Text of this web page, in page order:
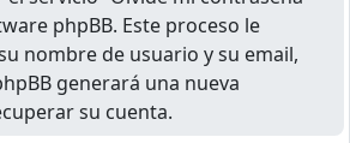
phpBB. Este proceso le
nombre de usuario y su email,
generará una nueva
su cuenta.